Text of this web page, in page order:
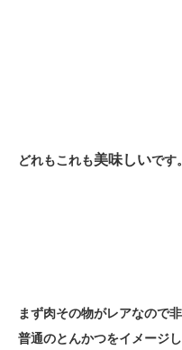
どれもこれも美味しいです。
まず肉その物がレアなので
普通のとんかつをイメージし